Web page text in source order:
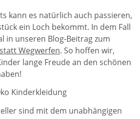
kann es natürlich auch passieren,
ein Loch bekommt. In dem Fall
in unseren Blog-Beitrag zum
Wegwerfen. So hoffen wir,
lange Freude an den schönen
Kinderkleidung
sind mit dem unabhängigen